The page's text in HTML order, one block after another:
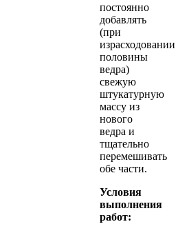
постоянно
добавлять
(при
израсходовании
половины
ведра)
свежую
штукатурную
массу из
нового
ведра и
тщательно
перемешивать
обе части.
Условия
выполнения
работ: